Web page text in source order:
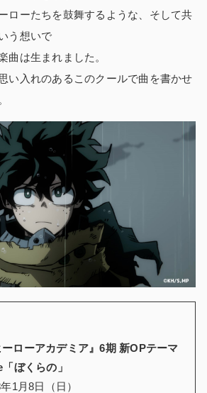
ローたちを鼓舞するような、そして共
う想いで
曲は生まれました。
い入れのあるこのクールで曲を書かせ
ローアカデミア』6期 新OPテーマ
ぼくらの」
1月8日（日）